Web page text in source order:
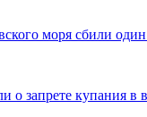
моря сбили
о запрете купания в